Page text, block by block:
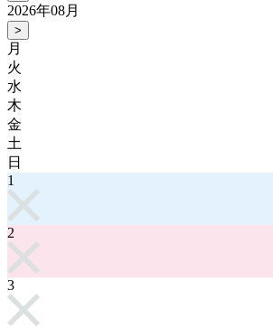
2026年08月
>
月
火
水
木
金
土
日
1
2
3